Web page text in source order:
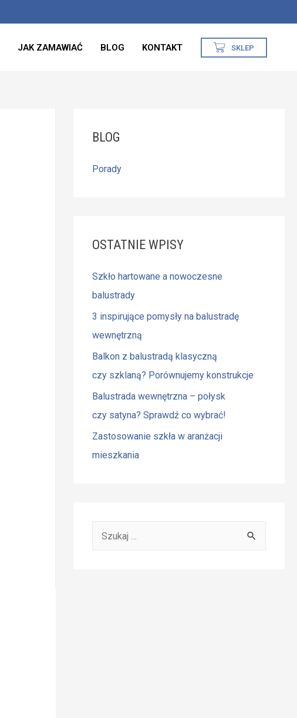
JAK ZAMAWIAĆ BLOG KONTAKT SKLEP
BLOG
Porady
OSTATNIE WPISY
Szkło hartowane a nowoczesne
balustrady
3 inspirujące pomysły na balustradę
wewnętrzną
Balkon z balustradą klasyczną
czy szklaną? Porównujemy konstrukcje
Balustrada wewnętrzna – połysk
czy satyna? Sprawdź co wybrać!
Zastosowanie szkła w aranżacji
mieszkania